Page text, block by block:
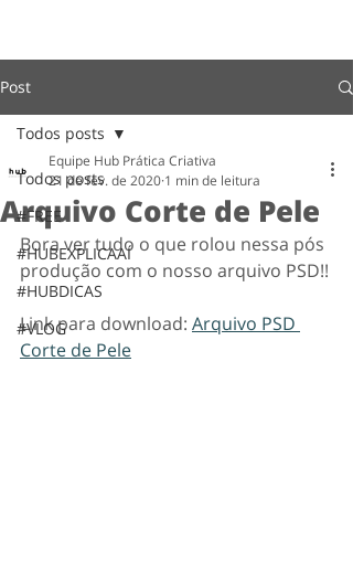
Post
Todos posts
#FREE
#HUBEXPLICAAÍ
#HUBDICAS
#VLOG
Todos posts
Arquivo Corte de Pele
Equipe Hub Prática Criativa
21 de fev. de 2020 1 min de leitura
Bora ver tudo o que rolou nessa pós
produção com o nosso arquivo PSD!!
Link para download: Arquivo PSD
Corte de Pele